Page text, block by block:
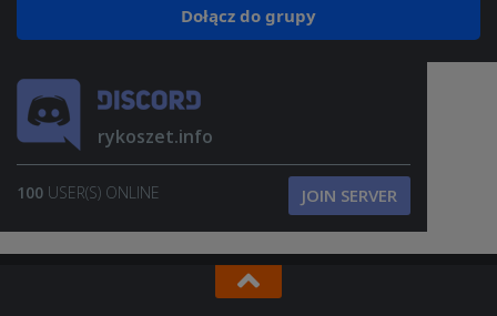
Dołącz do grupy
rykoszet.info
100 USER(S) ONLINE JOIN SERVER